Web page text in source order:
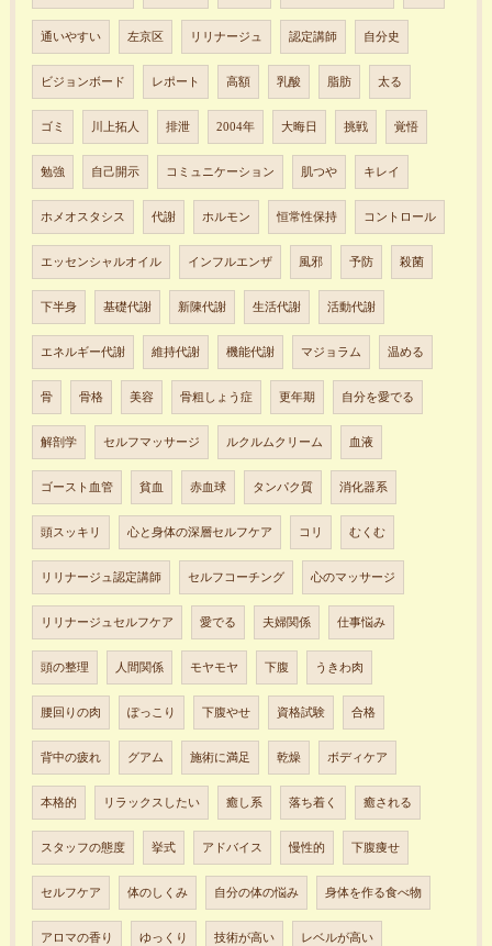
通いやすい 左京区 リリナージュ 認定講師 自分史
ビジョンボード レポート 高額 乳酸 脂肪 太る
ゴミ 川上拓人 排泄 2004年 大晦日 挑戦 覚悟
勉強 自己開示 コミュニケーション 肌つや キレイ
ホメオスタシス 代謝 ホルモン 恒常性保持 コントロール
エッセンシャルオイル インフルエンザ 風邪 予防 殺菌
下半身 基礎代謝 新陳代謝 生活代謝 活動代謝
エネルギー代謝 維持代謝 機能代謝 マジョラム 温める
骨 骨格 美容 骨粗しょう症 更年期 自分を愛でる
解剖学 セルフマッサージ ルクルムクリーム 血液
ゴースト血管 貧血 赤血球 タンパク質 消化器系
頭スッキリ 心と身体の深層セルフケア コリ むくむ
リリナージュ認定講師 セルフコーチング 心のマッサージ
リリナージュセルフケア 愛でる 夫婦関係 仕事悩み
頭の整理 人間関係 モヤモヤ 下腹 うきわ肉
腰回りの肉 ぽっこり 下腹やせ 資格試験 合格
背中の疲れ グアム 施術に満足 乾燥 ボディケア
本格的 リラックスしたい 癒し系 落ち着く 癒される
スタッフの態度 挙式 アドバイス 慢性的 下腹痩せ
セルフケア 体のしくみ 自分の体の悩み 身体を作る食べ物
アロマの香り ゆっくり 技術が高い レベルが高い